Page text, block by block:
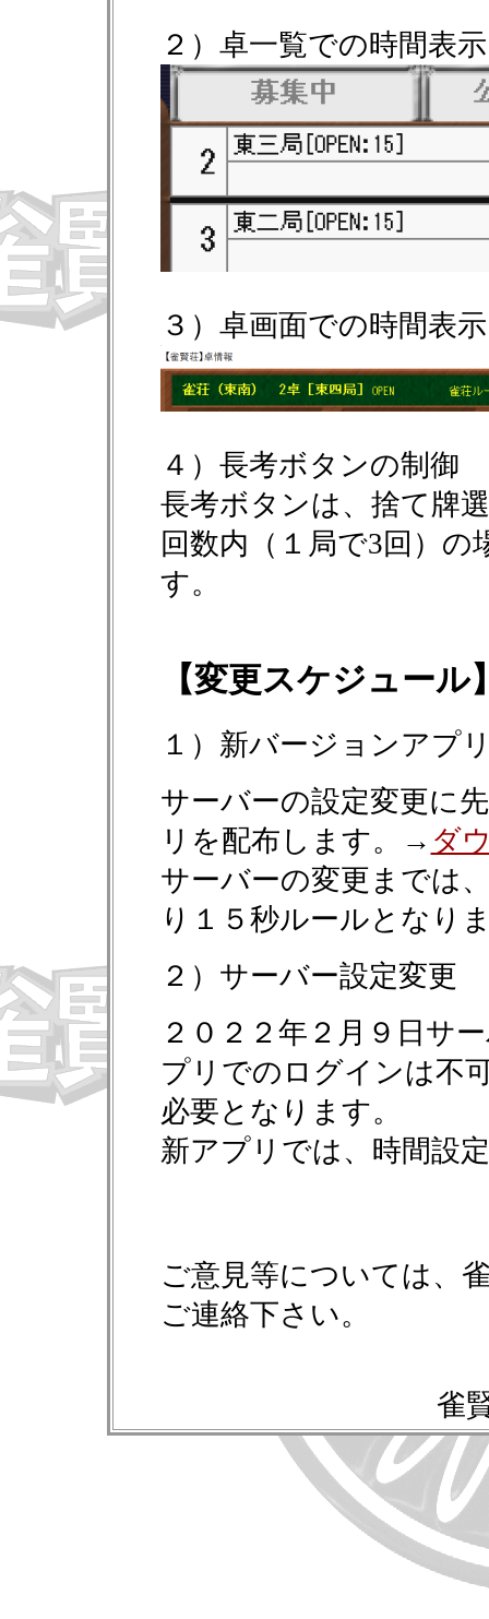
２）卓一覧での時間表示
３）卓画面での時間表示
４）長考ボタンの制御
長考ボタンは、捨て牌
回数内（１局で3回）
す。
【変更スケジュール
１）新バージョンアプ
サーバーの設定変更に
リを配布します。→ ダ
サーバーの変更までは
り１５秒ルールとなり
２）サーバー設定変更
２０２２年２月９日サ
プリでのログインは不
必要となります。
新アプリでは、時間設
ご意見等については、
ご連絡下さい。
雀